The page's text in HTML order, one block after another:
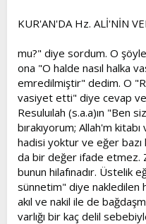
KUR'AN'DA Hz. ALİ'NİN
mu?" diye sordum. O
ona "O halde nasıl halka
emredilmiştir" dedim. O
vasiyet etti" diye cevap
Resuluılah (s.a.a)ın "Ben
bırakıyorum; Allah'm
hadisi yoktur ve eğer
da bir değer ifade etmez.
bunun hilafınadır. Üstelik
sünnetim" diye nakledilen
akıl ve nakil ile de
varlığı bir kaç delil